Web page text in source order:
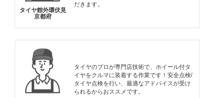
タイヤ館外環伏見
京都府
だきます。
タイヤのプロが専門店技術で、ホイール付タ
イヤをクルマに装着する作業です！安全点検/
タイヤ点検を行い、最適なアドバイスが受け
られるからおススメです。